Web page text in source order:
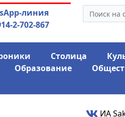
экс-депутат Ил
сапоге»
линия
2-702-867
Столица
Образование
ИА